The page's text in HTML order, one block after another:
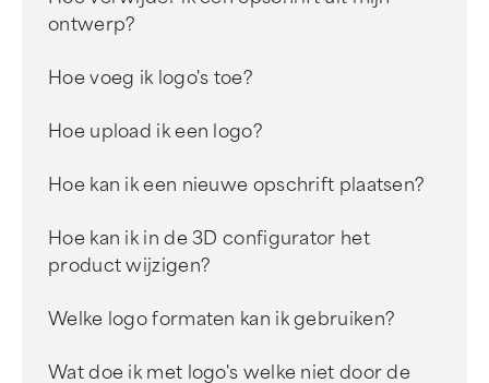
ontwerp?
Hoe voeg ik logo's toe?
Hoe upload ik een logo?
Hoe kan ik een nieuwe opschrift plaatsen?
Hoe kan ik in de 3D configurator het
product wijzigen?
Welke logo formaten kan ik gebruiken?
Wat doe ik met logo's welke niet door de